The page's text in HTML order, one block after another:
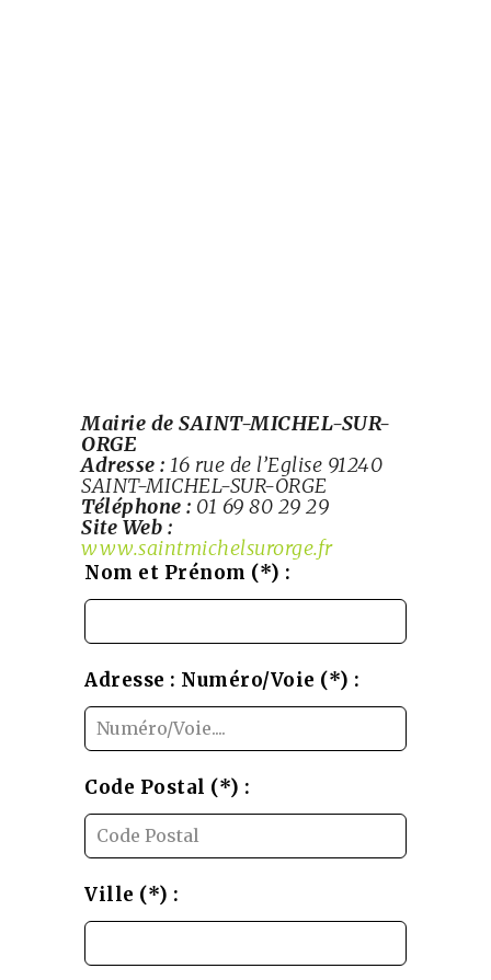
Mairie de SAINT-MICHEL-SUR-
ORGE
Adresse : 16 rue de l’Eglise 91240
SAINT-MICHEL-SUR-ORGE
Téléphone : 01 69 80 29 29
Site Web :
www.saintmichelsurorge.fr
Leave
field
Nom et Prénom (*) :
Adresse : Numéro/Voie (*) :
Code Postal (*) :
Ville (*) :